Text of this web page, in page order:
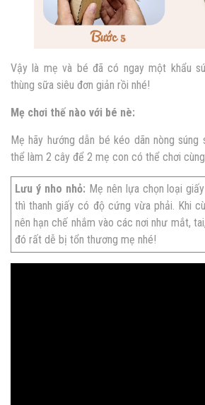
Vậy là mẹ và bé đã có ngay một khẩu
thùng sữa siêu đơn giản rồi nhé!
Mẹ chơi thế nào với bé nè:
Mẹ hãy hướng dẫn bé kéo dãn nòng
thể làm 2 cây để 2 mẹ con có thể chơi
Lưu ý nho nhỏ: Mẹ nên lựa chọn loại
thì thanh giấy có độ cứng vừa phải. Khi
nên hạn chế nhắm vào các nơi như mắt,
đó rất dễ bị tổn thương mẹ nhé!